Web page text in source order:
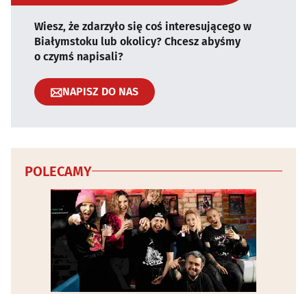
Wiesz, że zdarzyło się coś interesującego w
Białymstoku lub okolicy? Chcesz abyśmy
o czymś napisali?
NAPISZ DO NAS
POLECAMY